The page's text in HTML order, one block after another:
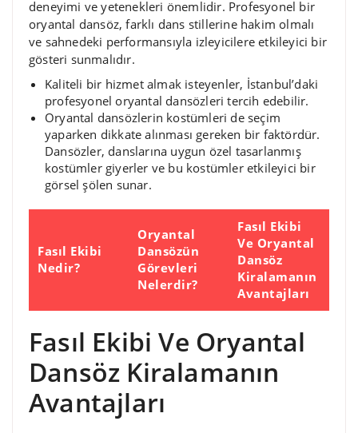
deneyimi ve yetenekleri önemlidir. Profesyonel bir
oryantal dansöz, farklı dans stillerine hakim olmalı
ve sahnedeki performansıyla izleyicilere etkileyici bir
gösteri sunmalıdır.
Kaliteli bir hizmet almak isteyenler, İstanbul’daki
profesyonel oryantal dansözleri tercih edebilir.
Oryantal dansözlerin kostümleri de seçim
yaparken dikkate alınması gereken bir faktördür.
Dansözler, danslarına uygun özel tasarlanmış
kostümler giyerler ve bu kostümler etkileyici bir
görsel şölen sunar.
Fasıl Ekibi
Nedir?
Oryantal
Dansözün
Görevleri
Nelerdir?
Fasıl Ekibi
Ve Oryantal
Dansöz
Kiralamanın
Avantajları
Fasıl Ekibi Ve Oryantal
Dansöz Kiralamanın
Avantajları